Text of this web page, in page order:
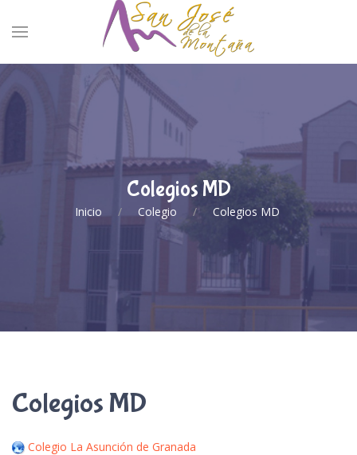
Colegios MD
Inicio Colegio Colegios MD
Colegios MD
Colegio La Asunción de Granada